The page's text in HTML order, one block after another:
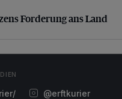
Forderung ans Land
Forderung ans Land
@erftkurier